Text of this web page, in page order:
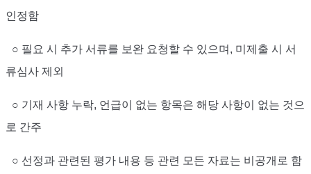
인정함
○ 필요 시 추가 서류를 보완 요청할 수 있으며 , 미제출 시 서
류심사 제외
○ 기재 사항 누락, 언급이 없는 항목은 해당 사항이 없는 것으
로 간주
○ 선정과 관련된 평가 내용 등 관련 모든 자료는 비공개로 함